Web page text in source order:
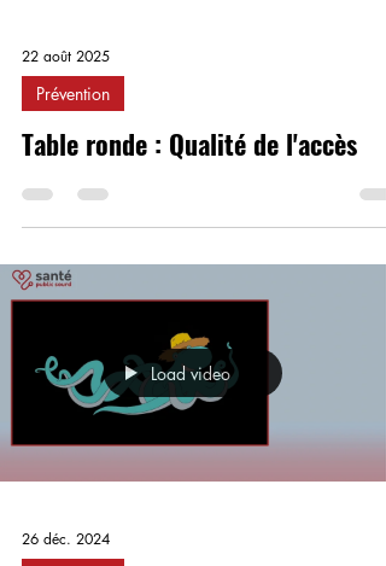
22 août 2025
Prévention
Table ronde : Qualité de l'accès
Load video
26 déc. 2024